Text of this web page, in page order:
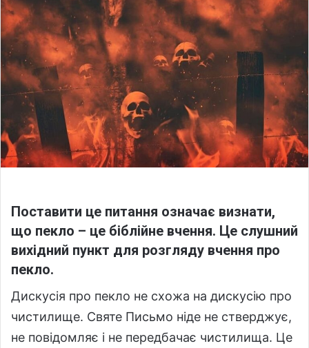
w
o
n
X
a
n
e
m
a
Поставити це питання означає визнати,
що пекло – це біблійне вчення. Це слушний
вихідний пункт для розгляду вчення про
пекло.
Дискусія про пекло не схожа на дискусію про
чистилище. Святе Письмо ніде не стверджує,
не повідомляє і не передбачає чистилища. Це